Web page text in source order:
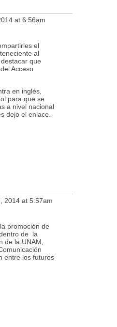
at 6:56am
el
al
que
Acceso
en inglés,
para que se
a nivel nacional
dejo el enlace.
2014 at 5:57am
promoción de
de la
de la UNAM,
entre los futuros